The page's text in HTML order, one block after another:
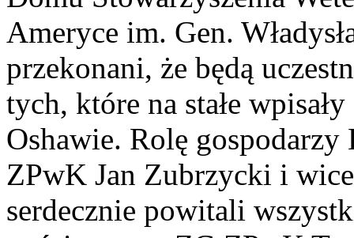
Ameryce im. Gen.
przekonani, że będą
tych, które na stałe
Oshawie. Rolę
ZPwK Jan Zubrzycki i
serdecznie powitali